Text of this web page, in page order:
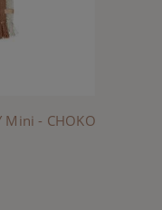
- CHOKO